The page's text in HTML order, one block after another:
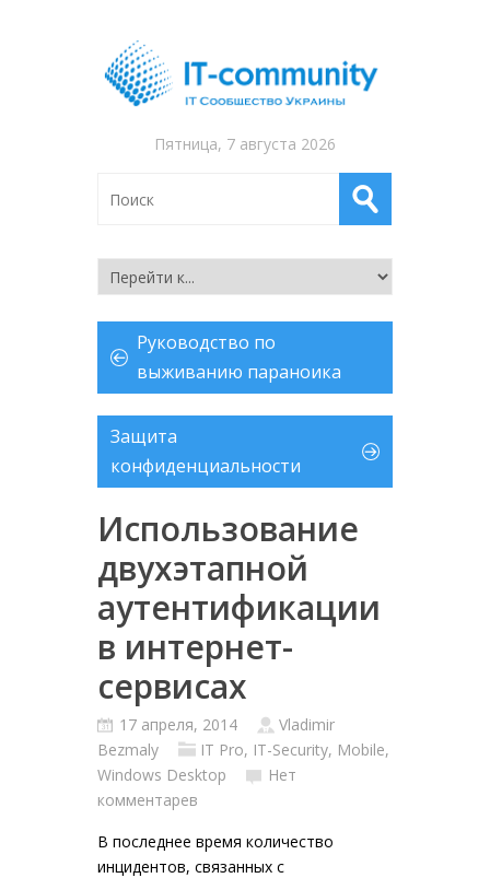
Пятница, 7 августа 2026
Руководство по
выживанию параноика
Защита
конфиденциальности
Использование
двухэтапной
аутентификации
в интернет-
сервисах
17 апреля, 2014
Vladimir
Bezmaly
IT Pro, IT-Security, Mobile,
Windows Desktop
Нет
комментарев
В последнее время количество
инцидентов, связанных с